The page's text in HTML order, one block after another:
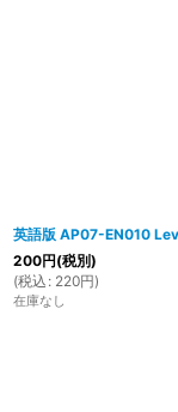
英語版 AP07-EN010
200円(税別)
(税込 : 220円)
在庫なし